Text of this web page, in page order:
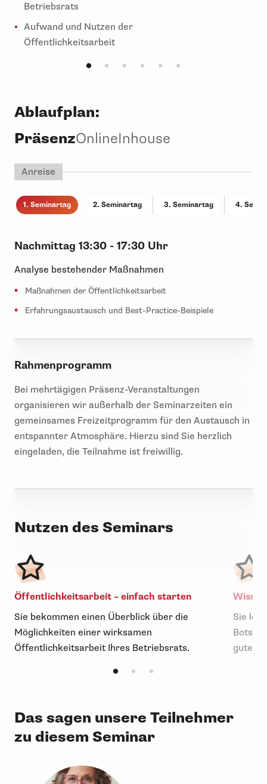
Betriebsrats
Aufwand und Nutzen der
Öffentlichkeitsarbeit
Ablaufplan:
PräsenzOnlineInhouse
Anreise
1. Seminartag 2. Seminartag 3. Seminartag 4.
Nachmittag 13:30 - 17:30 Uhr
Analyse bestehender Maßnahmen
Maßnahmen der Öffentlichkeitsarbeit
Erfahrungsaustausch und Best-Practice-Beispiele
Rahmenprogramm
Bei mehrtägigen Präsenz-Veranstaltungen
organisieren wir außerhalb der Seminarzeiten ein
gemeinsames Freizeitprogramm für den Austausch in
entspannter Atmosphäre. Hierzu sind Sie herzlich
eingeladen, die Teilnahme ist freiwillig.
Nutzen des Seminars
Öffentlichkeitsarbeit – einfach starten
Sie bekommen einen Überblick über die
Möglichkeiten einer wirksamen
Öffentlichkeitsarbeit Ihres Betriebsrats.
Sie
gute
Das sagen unsere Teilnehmer
zu diesem Seminar